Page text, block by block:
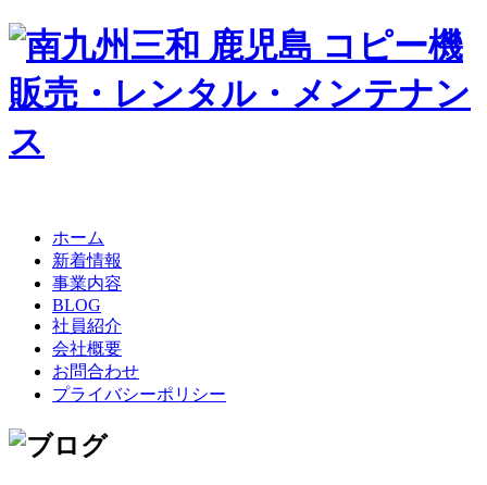
ホーム
新着情報
事業内容
BLOG
社員紹介
会社概要
お問合わせ
プライバシーポリシー